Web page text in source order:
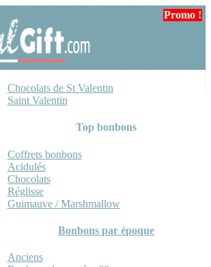
Chocolats de St Valentin
Saint Valentin
Top bonbons
Coffrets bonbons
Acidulés
Chocolats
Réglisse
Guimauve / Marshmallow
Bonbons par époque
Anciens
Promo !